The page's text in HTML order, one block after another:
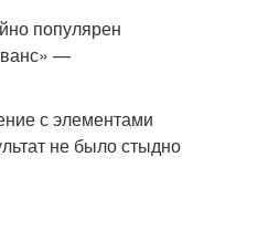
популярен
—
с элементами
не было стыдно